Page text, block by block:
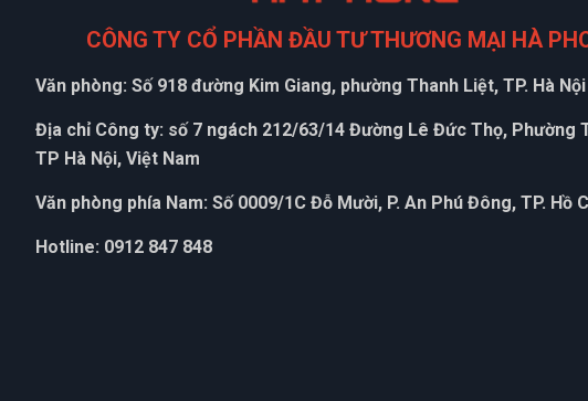
CÔNG TY CỔ PHẦN ĐẦU TƯ THƯƠNG MẠI HÀ
Văn phòng: Số 918 đường Kim Giang, phường Thanh Liệt, TP. Hà Nội
Địa chỉ Công ty: số 7 ngách 212/63/14 Đường Lê Đức Thọ, Phường
TP Hà Nội, Việt Nam
Văn phòng phía Nam: Số 0009/1C Đỗ Mười, P. An Phú Đông, TP. Hồ
Hotline: 0912 847 848